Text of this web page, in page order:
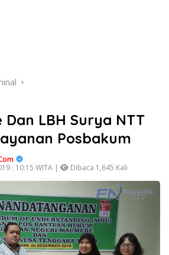
Dan LBH Surya NTT
Posbakum
: 10:15 WITA |
Dibaca 1,645 Kali